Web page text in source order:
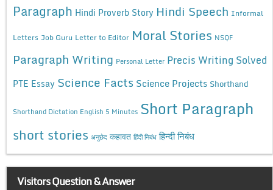
Paragraph Hindi Proverb Story Hindi Speech Informal
Letters Job Guru Letter to Editor Moral Stories NSQF
Paragraph Writing Personal Letter Precis Writing Solved
PTE Essay Science Facts Science Projects Shorthand
Shorthand Dictation English 5 Minutes Short Paragraph
short stories अनुछेद कहावत हिंदी निबंध हिन्दी निबंध
Visitors Question & Answer